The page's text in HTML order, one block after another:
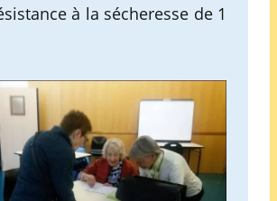
à la sécheresse de 1